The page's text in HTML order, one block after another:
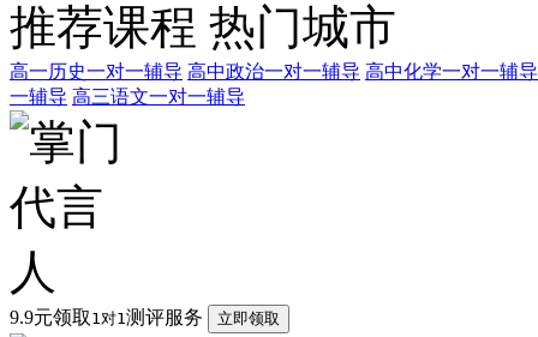
推荐课程 热门城市
高一历史一对一辅导 高中政治一对一辅导 高中化学一对一辅导
一辅导 高三语文一对一辅导
9.9元领取 1对1测评服务 立即领取